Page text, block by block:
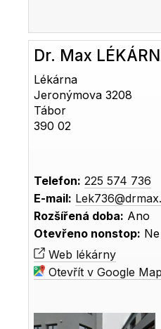
Dr. Max
Lékárna
Jeronýmova 3208
Tábor
390 02
Telefon: 225 574 736
E-mail:
Rozšířená doba: Ano
Otevřeno nonstop: Ne
Web lékárny
Otevřít v Google